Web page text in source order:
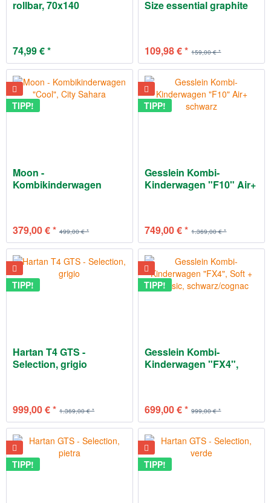
rollbar, 70x140
74,99 € *
Size essential graphite
159,00 € *
109,98 € *
TIPP!
Moon -
Kombikinderwagen
499,00 € *
379,00 € *
TIPP!
Gesslein Kombi-
Kinderwagen "F10" Air+
1.369,00 € *
749,00 € *
TIPP!
Hartan T4 GTS -
Selection, grigio
1.369,00 € *
999,00 € *
TIPP!
Gesslein Kombi-
Kinderwagen "FX4",
999,00 € *
699,00 € *
TIPP! TIPP!